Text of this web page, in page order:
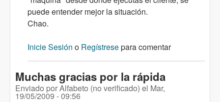
puede entender mejor la situación.
Chao.
Inicie Sesión o Regístresepara comentar
Muchas gracias por la rápida
Enviado porAlfabeto (no verificado) el Mar,
19/05/2009 - 09:56